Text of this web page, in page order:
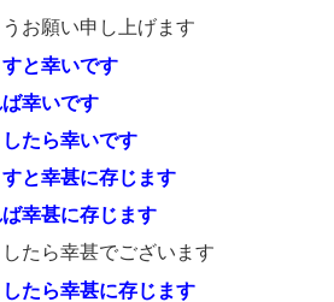
お願い申し上げます
と幸いです
幸いです
たら幸いです
と幸甚に存じます
幸甚に存じます
たら幸甚でございます
たら幸甚に存じます